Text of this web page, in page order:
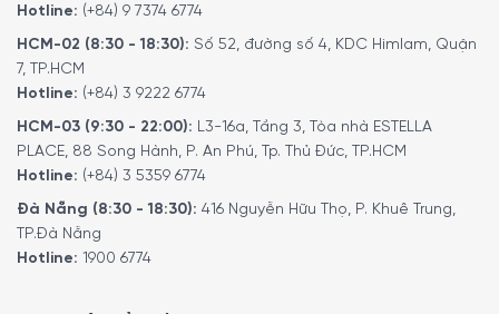
Hotline: (+84) 9 7374 6774
HCM-02 (8:30 - 18:30): Số 52, đường số 4, KDC Himlam, Quận
7, TP.HCM
Hotline: (+84) 3 9222 6774
HCM-03 (9:30 - 22:00): L3-16a, Tầng 3, Tòa nhà ESTELLA
PLACE, 88 Song Hành, P. An Phú, Tp. Thủ Đức, TP.HCM
Hotline: (+84) 3 5359 6774
Đà Nẵng (8:30 - 18:30): 416 Nguyễn Hữu Thọ, P. Khuê Trung,
TP.Đà Nẵng
Hotline: 1900 6774